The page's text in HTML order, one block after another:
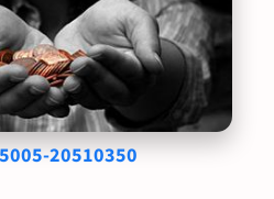
20510350